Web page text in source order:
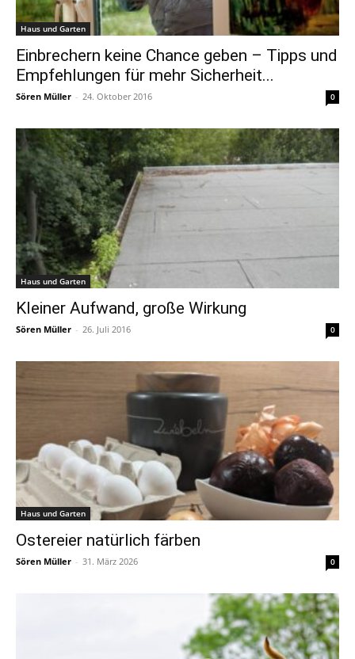
Haus und Garten
Einbrechern keine Chance geben – Tipps und
Empfehlungen für mehr Sicherheit...
Sören Müller - 24. Oktober 2016 0
Haus und Garten
Kleiner Aufwand, große Wirkung
Sören Müller - 26. Juli 2016 0
Haus und Garten
Ostereier natürlich färben
Sören Müller - 31. März 2026 0